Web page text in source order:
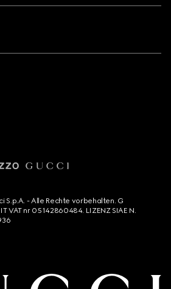
S.p.A. - Alle Rechte vorbehalten. G
VAT nr 05142860484. LIZENZ SIAE N.